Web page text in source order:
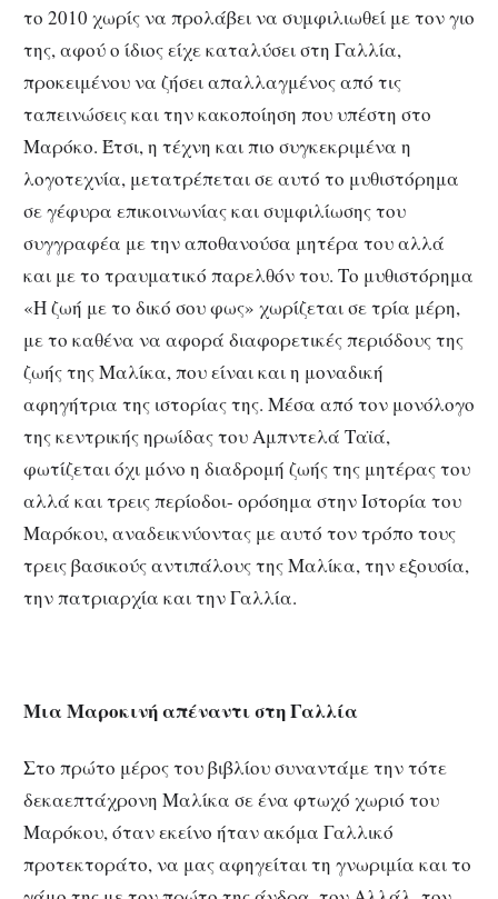
το 2010 χωρίς να προλάβει να συμφιλιωθεί με τον γιο
της, αφού ο ίδιος είχε καταλύσει στη Γαλλία,
προκειμένου να ζήσει απαλλαγμένος από τις
ταπεινώσεις και την κακοποίηση που υπέστη στο
Μαρόκο. Έτσι, η τέχνη και πιο συγκεκριμένα η
λογοτεχνία, μετατρέπεται σε αυτό το μυθιστόρημα
σε γέφυρα επικοινωνίας και συμφιλίωσης του
συγγραφέα με την αποθανούσα μητέρα του αλλά
και με το τραυματικό παρελθόν του. Το μυθιστόρημα
«Η ζωή με το δικό σου φως» χωρίζεται σε τρία μέρη,
με το καθένα να αφορά διαφορετικές περιόδους της
ζωής της Μαλίκα, που είναι και η μοναδική
αφηγήτρια της ιστορίας της. Μέσα από τον μονόλογο
της κεντρικής ηρωίδας του Αμπντελά Ταϊά,
φωτίζεται όχι μόνο η διαδρομή ζωής της μητέρας του
αλλά και τρεις περίοδοι- ορόσημα στην Ιστορία του
Μαρόκου, αναδεικνύοντας με αυτό τον τρόπο τους
τρεις βασικούς αντιπάλους της Μαλίκα, την εξουσία,
την πατριαρχία και την Γαλλία.
Μια Μαροκινή απέναντι στη Γαλλία
Στο πρώτο μέρος του βιβλίου συναντάμε την τότε
δεκαεπτάχρονη Μαλίκα σε ένα φτωχό χωριό του
Μαρόκου, όταν εκείνο ήταν ακόμα Γαλλικό
προτεκτοράτο, να μας αφηγείται τη γνωριμία και το